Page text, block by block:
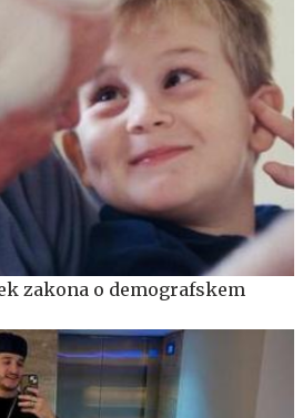
zakona o demografskem